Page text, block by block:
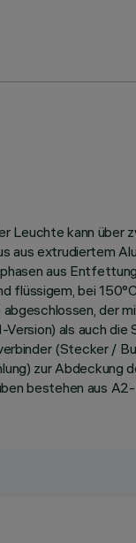
kann über
extrudiertem
aus
flüssigem, bei
der
als auch die
(Stecker /
zur Abdeckung
bestehen aus